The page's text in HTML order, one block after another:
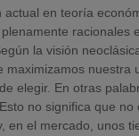
en teoría
racionales
la visión
maximizamos nuestra
elegir. En otras
no significa que
en el mercado, unos